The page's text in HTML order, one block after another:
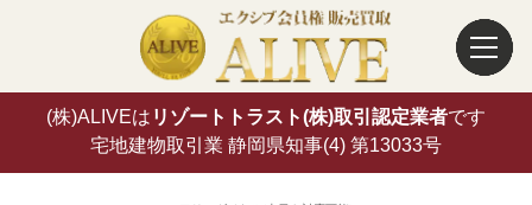
(株)ALIVEは リゾートトラスト(株)取引認定業者です
宅地建物取引業 静岡県知事(4) 第13033号